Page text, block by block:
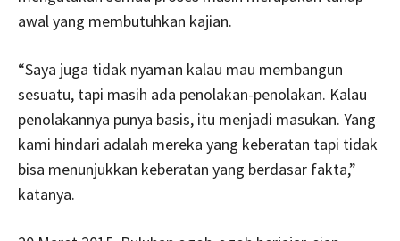
awal yang membutuhkan kajian.
“Saya juga tidak nyaman kalau mau membangun
sesuatu, tapi masih ada penolakan-penolakan. Kalau
penolakannya punya basis, itu menjadi masukan. Yang
kami hindari adalah mereka yang keberatan tapi tidak
bisa menunjukkan keberatan yang berdasar fakta,”
katanya.